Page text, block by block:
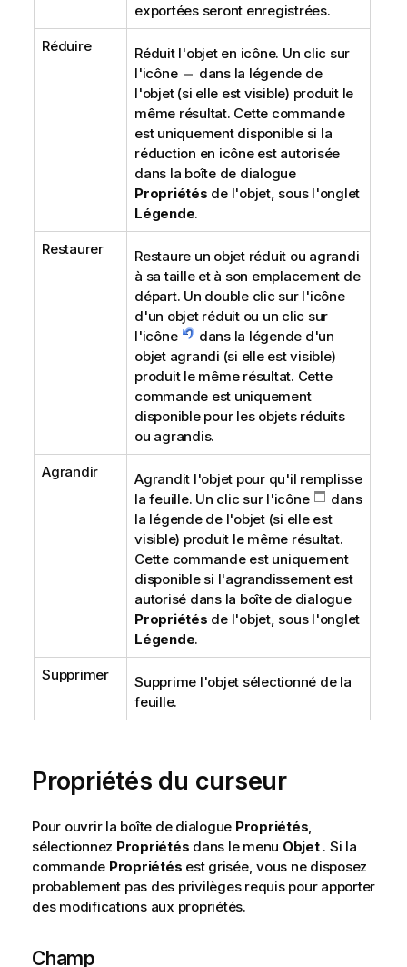
exportées seront enregistrées.
Réduire
Réduit l'objet en icône. Un clic sur
l'icône
dans la légende de
l'objet (si elle est visible) produit le
même résultat. Cette commande
est uniquement disponible si la
réduction en icône est autorisée
dans la boîte de dialogue
Propriétés de l'objet, sous l'onglet
Légende.
Restaurer
Restaure un objet réduit ou agrandi
à sa taille et à son emplacement de
départ. Un double clic sur l'icône
d'un objet réduit ou un clic sur
l'icône
dans la légende d'un
objet agrandi (si elle est visible)
produit le même résultat. Cette
commande est uniquement
disponible pour les objets réduits
ou agrandis.
Agrandir
Agrandit l'objet pour qu'il remplisse
la feuille. Un clic sur l'icône
dans
la légende de l'objet (si elle est
visible) produit le même résultat.
Cette commande est uniquement
disponible si l'agrandissement est
autorisé dans la boîte de dialogue
Propriétés de l'objet, sous l'onglet
Légende.
Supprimer
Supprime l'objet sélectionné de la
feuille.
Propriétés du curseur
Pour ouvrir la boîte de dialogue Propriétés,
sélectionnez Propriétés dans le menu Objet. Si la
commande Propriétés est grisée, vous ne disposez
probablement pas des privilèges requis pour apporter
des modifications aux propriétés.
Champ